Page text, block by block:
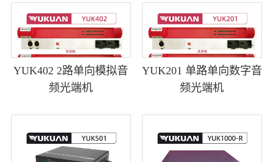
YUK402 2路单向模拟音
频光端机
YUK201 单路单向数字音
频光端机